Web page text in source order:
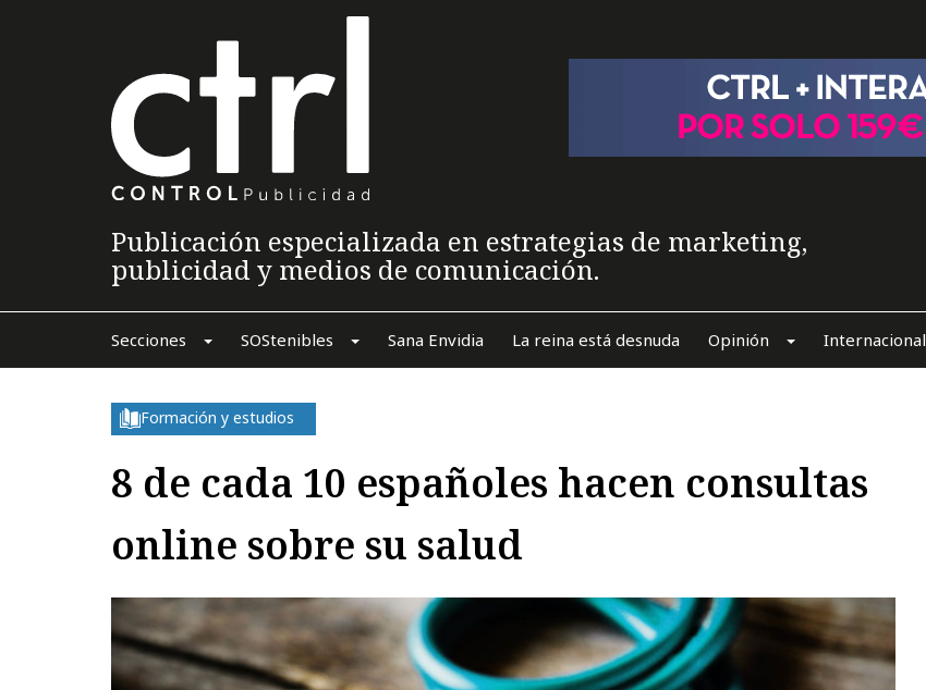
Publicación especializada en estrategias de marketing,
publicidad y medios de comunicación.
Secciones SOStenibles Sana Envidia La reina está desnuda Opinión Internacional
Formación y estudios
8 de cada 10 españoles hacen consultas
online sobre su salud